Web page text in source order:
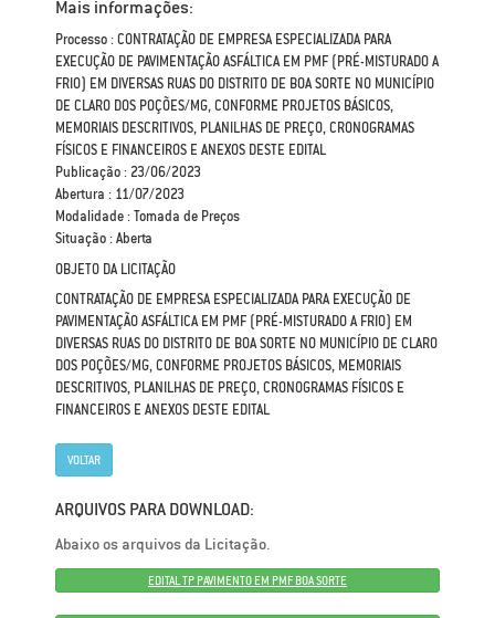
Mais informações:
Processo : CONTRATAÇÃO DE EMPRESA ESPECIALIZADA PARA
EXECUÇÃO DE PAVIMENTAÇÃO ASFÁLTICA EM PMF (PRÉ-MISTURADO A
FRIO) EM DIVERSAS RUAS DO DISTRITO DE BOA SORTE NO MUNICÍPIO
DE CLARO DOS POÇÕES/MG, CONFORME PROJETOS BÁSICOS,
MEMORIAIS DESCRITIVOS, PLANILHAS DE PREÇO, CRONOGRAMAS
FÍSICOS E FINANCEIROS E ANEXOS DESTE EDITAL
Publicação : 23/06/2023
Abertura : 11/07/2023
Modalidade : Tomada de Preços
Situação : Aberta
OBJETO DA LICITAÇÃO
CONTRATAÇÃO DE EMPRESA ESPECIALIZADA PARA EXECUÇÃO DE
PAVIMENTAÇÃO ASFÁLTICA EM PMF (PRÉ-MISTURADO A FRIO) EM
DIVERSAS RUAS DO DISTRITO DE BOA SORTE NO MUNICÍPIO DE CLARO
DOS POÇÕES/MG, CONFORME PROJETOS BÁSICOS, MEMORIAIS
DESCRITIVOS, PLANILHAS DE PREÇO, CRONOGRAMAS FÍSICOS E
FINANCEIROS E ANEXOS DESTE EDITAL
VOLTAR
ARQUIVOS PARA DOWNLOAD:
Abaixo os arquivos da Licitação.
EDITAL TP PAVIMENTO EM PMF BOA SORTE